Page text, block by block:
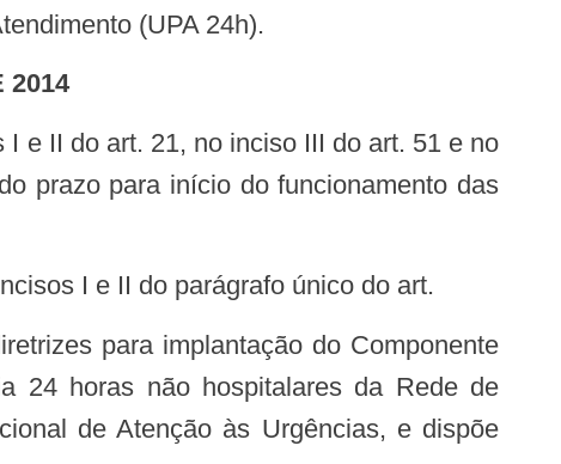
(UPA 24h).
2014
prazo para início do funcionamento das
I e II do parágrafo único do art.
24 horas não hospitalares da Rede de
de Atenção às Urgências, e dispõe